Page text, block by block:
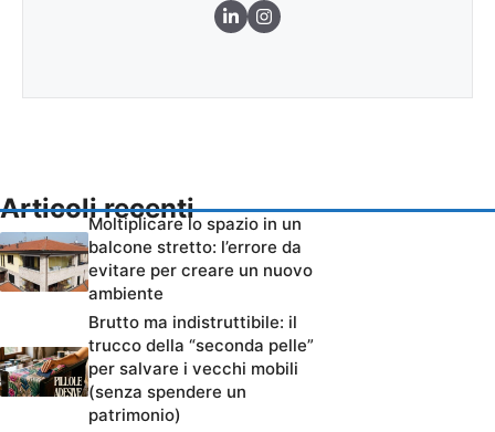
Articoli recenti
Moltiplicare lo spazio in un
balcone stretto: l’errore da
evitare per creare un nuovo
ambiente
Brutto ma indistruttibile: il
trucco della “seconda pelle”
per salvare i vecchi mobili
(senza spendere un
patrimonio)